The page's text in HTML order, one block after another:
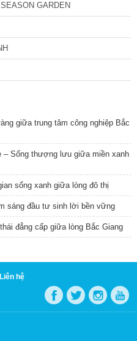
GARDEN
giữa trung tâm công nghiệp Bắc
– Sống thượng lưu giữa miền xanh
sống xanh giữa lòng đô thị
sáng đầu tư sinh lời bền vững
đẳng cấp giữa lòng Bắc Giang
Liên hệ